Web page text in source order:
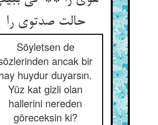
حالت صدتوی را
Söyletsen de
ancak bir
huydur duyarsın.
Yüz kat gizli olan
hallerini nereden
göreceksin ki?